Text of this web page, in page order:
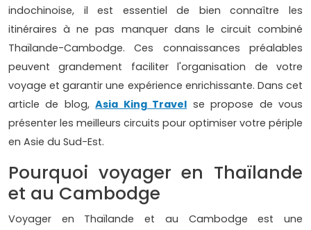
indochinoise, il est essentiel de bien connaître les
itinéraires à ne pas manquer dans le circuit combiné
Thaïlande-Cambodge. Ces connaissances préalables
peuvent grandement faciliter l'organisation de votre
voyage et garantir une expérience enrichissante. Dans cet
article de blog,Asia King Travel se propose de vous
présenter les meilleurs circuits pour optimiser votre périple
en Asie du Sud-Est.
Pourquoi voyager en Thaïlande
et au Cambodge
Voyager en Thaïlande et au Cambodge est une